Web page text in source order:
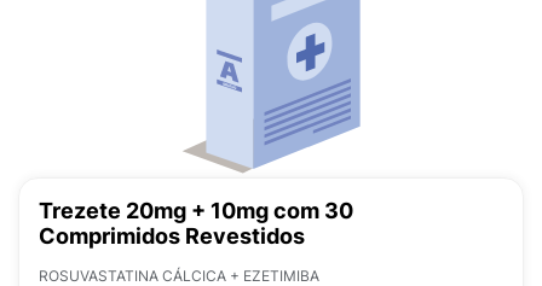
Trezete 20mg + 10mg com 30
Comprimidos Revestidos
ROSUVASTATINA CÁLCICA + EZETIMIBA